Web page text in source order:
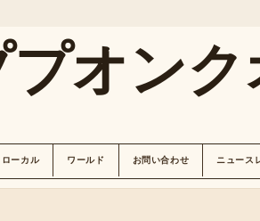
オン
ローカル ワールド お問い合わせ ニュース